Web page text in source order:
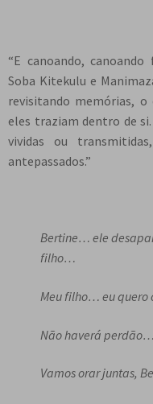
“E canoando,
Soba Kitekulu e
revisitando memórias,
eles traziam dentro de
vividas ou
antepassados.”
Bertine… ele
filho…
Meu filho… eu
Não haverá
Vamos orar juntas,